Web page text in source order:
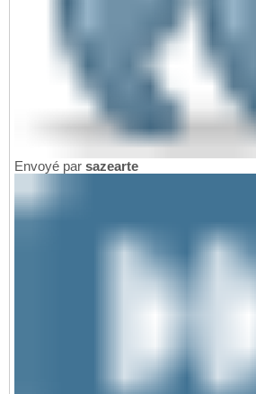
Envoyé par sazearte